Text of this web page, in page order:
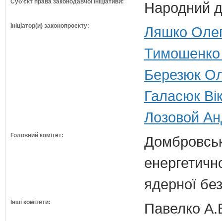
Суб'єкт права законодавчої ініціативи: Народний
Ініціатор(и) законопроекту:
Ляшко
Тимошенко
Березюк
Галасюк
Лозовой
Головний комітет:
ядерної
Інші комітети:
Павелко